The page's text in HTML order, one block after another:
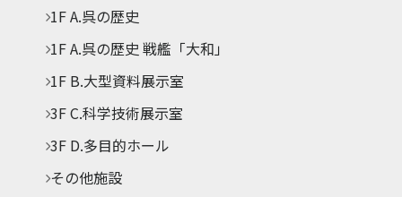
1F A.呉の歴史
1F A.呉の歴史 戦艦「大和」
1F B.大型資料展示室
3F C.科学技術展示室
3F D.多目的ホール
その他施設